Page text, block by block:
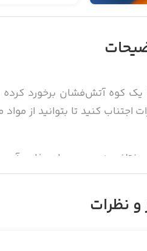
کوه آتش‌فشان برخورد کرده
کنید تا بتوانید از
مختلفی همچون مواد مذاب، آب
و نظرات